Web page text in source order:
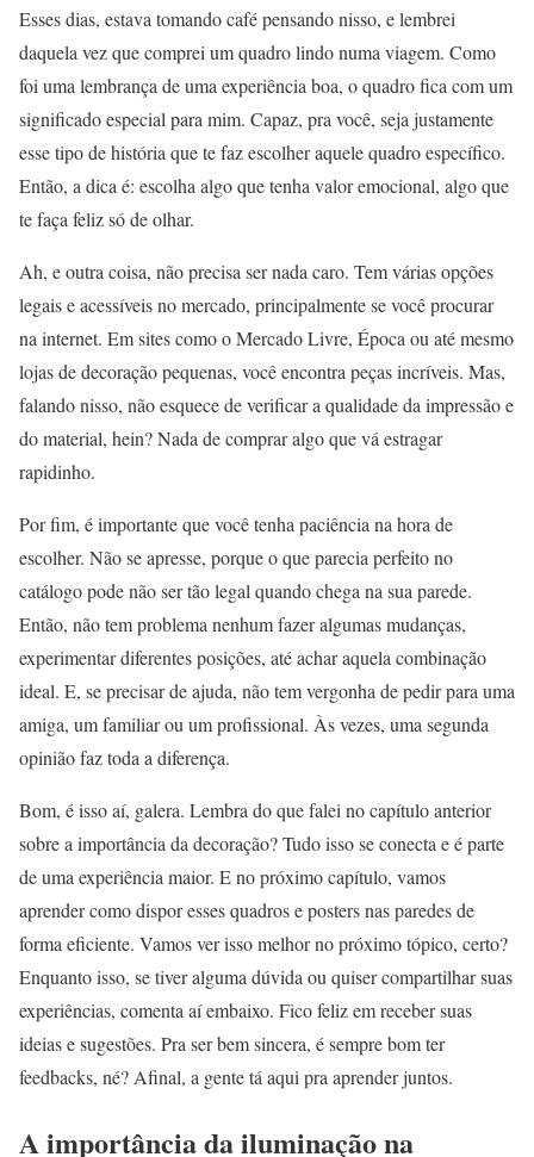
Esses dias, estava tomando café pensando nisso, e lembrei
daquela vez que comprei um quadro lindo numa viagem. Como
foi uma lembrança de uma experiência boa, o quadro fica com um
significado especial para mim. Capaz, pra você, seja justamente
esse tipo de história que te faz escolher aquele quadro específico.
Então, a dica é: escolha algo que tenha valor emocional, algo que
te faça feliz só de olhar.
Ah, e outra coisa, não precisa ser nada caro. Tem várias opções
legais e acessíveis no mercado, principalmente se você procurar
na internet. Em sites como o Mercado Livre, Época ou até mesmo
lojas de decoração pequenas, você encontra peças incríveis. Mas,
falando nisso, não esquece de verificar a qualidade da impressão e
do material, hein? Nada de comprar algo que vá estragar
rapidinho.
Por fim, é importante que você tenha paciência na hora de
escolher. Não se apresse, porque o que parecia perfeito no
catálogo pode não ser tão legal quando chega na sua parede.
Então, não tem problema nenhum fazer algumas mudanças,
experimentar diferentes posições, até achar aquela combinação
ideal. E, se precisar de ajuda, não tem vergonha de pedir para uma
amiga, um familiar ou um profissional. Às vezes, uma segunda
opinião faz toda a diferença.
Bom, é isso aí, galera. Lembra do que falei no capítulo anterior
sobre a importância da decoração? Tudo isso se conecta e é parte
de uma experiência maior. E no próximo capítulo, vamos
aprender como dispor esses quadros e posters nas paredes de
forma eficiente. Vamos ver isso melhor no próximo tópico, certo?
Enquanto isso, se tiver alguma dúvida ou quiser compartilhar suas
experiências, comenta aí embaixo. Fico feliz em receber suas
ideias e sugestões. Pra ser bem sincera, é sempre bom ter
feedbacks, né? Afinal, a gente tá aqui pra aprender juntos.
A importância da iluminação na